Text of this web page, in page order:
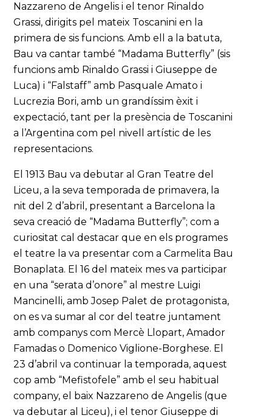
Nazzareno de Angelis i el tenor Rinaldo
Grassi, dirigits pel mateix Toscanini en la
primera de sis funcions. Amb ell a la batuta,
Bau va cantar també “Madama Butterfly” (sis
funcions amb Rinaldo Grassi i Giuseppe de
Luca) i “Falstaff” amb Pasquale Amato i
Lucrezia Bori, amb un grandíssim èxit i
expectació, tant per la presència de Toscanini
a l’Argentina com pel nivell artístic de les
representacions.
El 1913 Bau va debutar al Gran Teatre del
Liceu, a la seva temporada de primavera, la
nit del 2 d’abril, presentant a Barcelona la
seva creació de “Madama Butterfly”; com a
curiositat cal destacar que en els programes
el teatre la va presentar com a Carmelita Bau
Bonaplata. El 16 del mateix mes va participar
en una “serata d’onore” al mestre Luigi
Mancinelli, amb Josep Palet de protagonista,
on es va sumar al cor del teatre juntament
amb companys com Mercè Llopart, Amador
Famadas o Domenico Viglione-Borghese. El
23 d’abril va continuar la temporada, aquest
cop amb “Mefistofele” amb el seu habitual
company, el baix Nazzareno de Angelis (que
va debutar al Liceu), i el tenor Giuseppe di